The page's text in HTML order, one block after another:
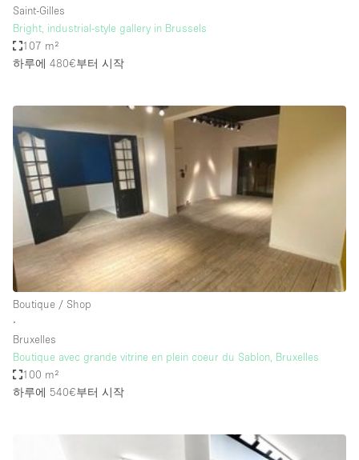
공간 기능
Bathroom
Car Display
Concierge
Counters
Daylight
Electricity
Elevator
Fitting Rooms
Furniture
Saint-Gilles
Bright, industrial-style gallery in Brussels
107 m²
하루에 480€부터 시작
Boutique / Shop
∙
Bruxelles
Boutique avec grande vitrine en plein coeur du Sablon, Bruxelles
100 m²
하루에 540€부터 시작